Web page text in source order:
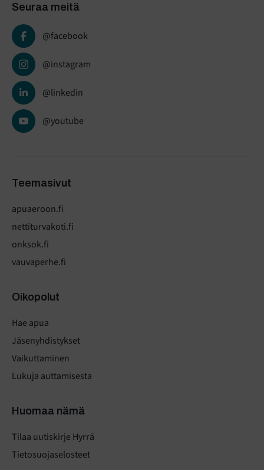
Seuraa meitä
@facebook
@instagram
@linkedin
@youtube
Teemasivut
apuaeroon.fi
nettiturvakoti.fi
onksok.fi
vauvaperhe.fi
Oikopolut
Hae apua
Jäsenyhdistykset
Vaikuttaminen
Lukuja auttamisesta
Huomaa nämä
Tilaa uutiskirje Hyrrä
Tietosuojaselosteet